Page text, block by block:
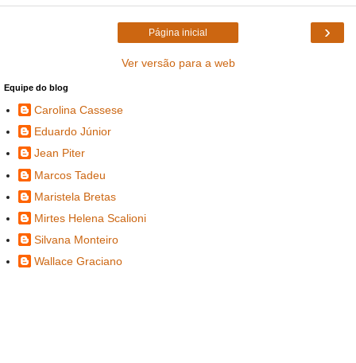
›
Página inicial
Ver versão para a web
Equipe do blog
Carolina Cassese
Eduardo Júnior
Jean Piter
Marcos Tadeu
Maristela Bretas
Mirtes Helena Scalioni
Silvana Monteiro
Wallace Graciano